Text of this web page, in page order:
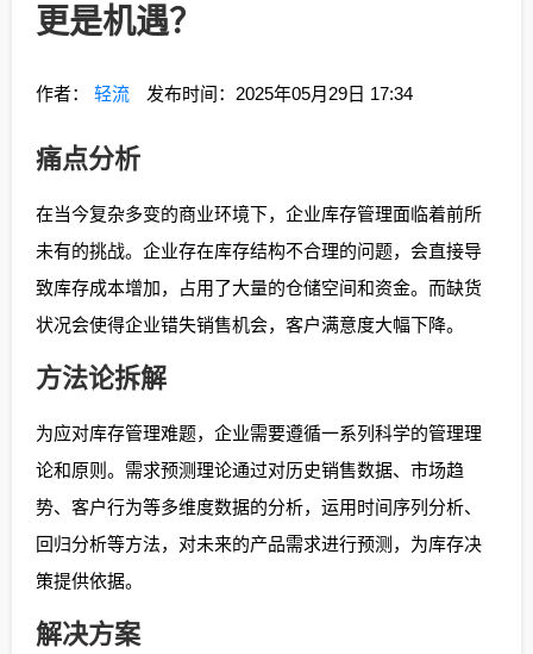
更是机遇？
作者： 轻流 发布时间：2025年05月29日 17:34
痛点分析
在当今复杂多变的商业环境下，企业库存管理面临着前所
未有的挑战。企业存在库存结构不合理的问题，会直接导
致库存成本增加，占用了大量的仓储空间和资金。而缺货
状况会使得企业错失销售机会，客户满意度大幅下降。
方法论拆解
为应对库存管理难题，企业需要遵循一系列科学的管理理
论和原则。需求预测理论通过对历史销售数据、市场趋
势、客户行为等多维度数据的分析，运用时间序列分析、
回归分析等方法，对未来的产品需求进行预测，为库存决
策提供依据。
解决方案